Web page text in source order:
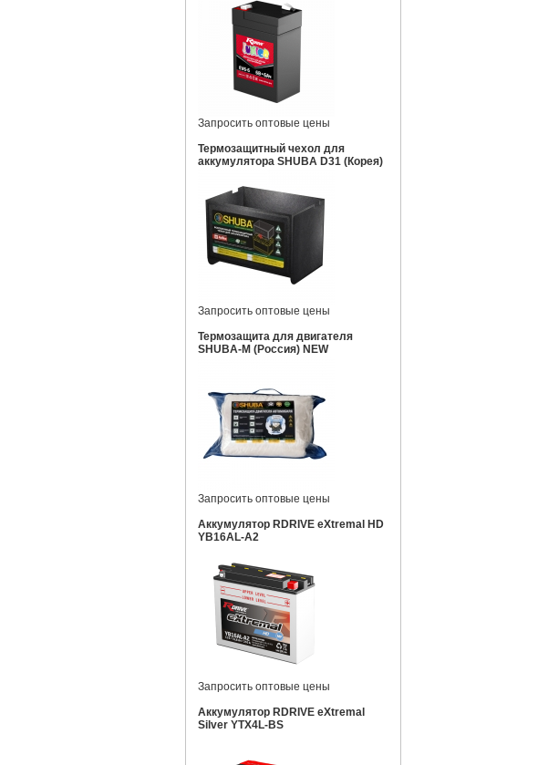
Запросить оптовые цены
Термозащитный чехол для
аккумулятора SHUBA D31 (Корея)
Запросить оптовые цены
Термозащита для двигателя
SHUBA-M (Россия) NEW
Запросить оптовые цены
Аккумулятор RDRIVE eXtremal HD
YB16AL-A2
Запросить оптовые цены
Аккумулятор RDRIVE eXtremal
Silver YTX4L-BS